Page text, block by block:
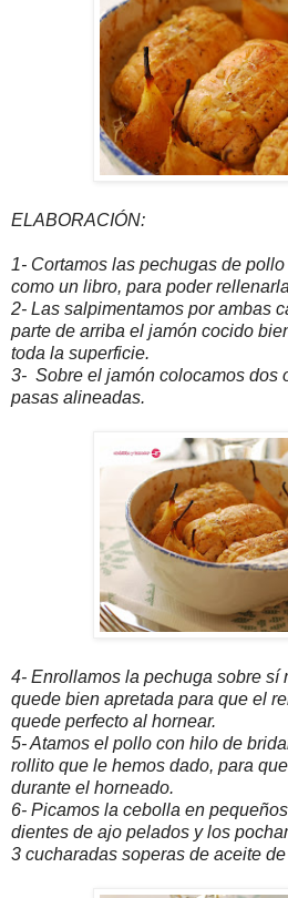
ELABORACIÓN:
1- Cortamos las pechugas de
como un libro, para poder
2- Las salpimentamos por ambas
parte de arriba el jamón cocido
toda la superficie.
3- Sobre el jamón colocamos dos
pasas alineadas.
4- Enrollamos la pechuga sobre sí
quede bien apretada para que el
quede perfecto al hornear.
5- Atamos el pollo con hilo de
rollito que le hemos dado, para
durante el horneado.
6- Picamos la cebolla en
dientes de ajo pelados y los
3 cucharadas soperas de aceite